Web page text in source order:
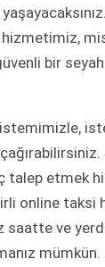
bir
talep etmek
online taksi
saatte ve
mümkün.